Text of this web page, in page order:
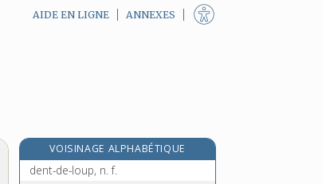
AIDE EN LIGNE ANNEXES
VOISINAGE ALPHABÉTIQUE
dent-de-lion, n. f.
dent-de-loup, n. f.